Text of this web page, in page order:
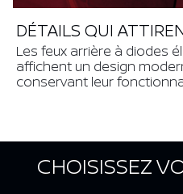
DÉTAILS QUI
Les feux arrière à diodes
affichent un design
conservant leur
CHOISISSEZ